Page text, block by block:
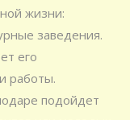
жизни:
заведения.
его
работы.
подойдет